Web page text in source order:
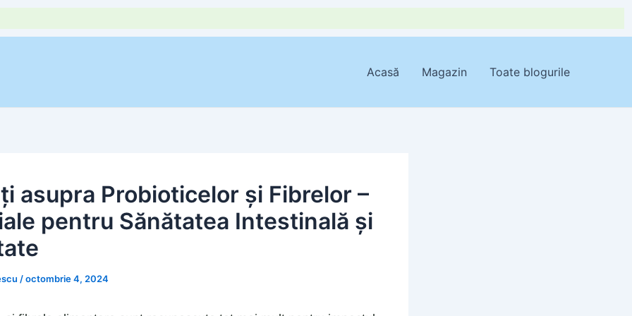
Acasă Magazin Toate blogurile
asupra Probioticelor și Fibrelor –
pentru Sănătatea Intestinală și
/octombrie 4, 2024